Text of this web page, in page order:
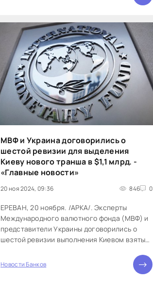
МВФ и Украина договорились о
шестой ревизии для выделения
Киеву нового транша в $1,1 млрд. -
«Главные новости»
20 ноя 2024, 09:36 846 0
ЕРЕВАН, 20 ноября. /АРКА/. Эксперты
Международного валютного фонда (МВФ) и
представители Украины договорились о
шестой ревизии выполнения Киевом взятых
получить очередной транш...
Новости Банков